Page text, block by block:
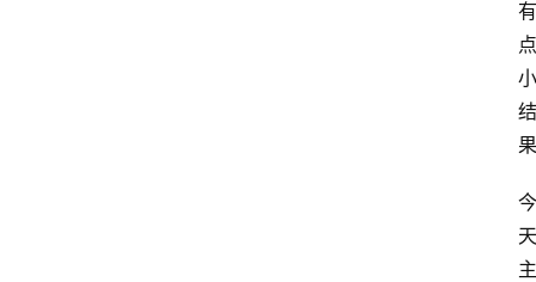
有
点
小
结
果
今
天
主